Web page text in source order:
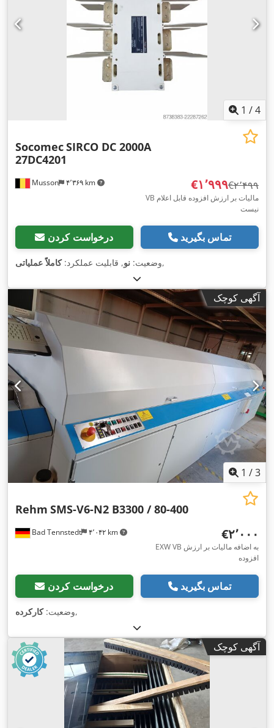
1 /4
Musson ۴٬۳۶۹ km
SocomecSIRCO DC 2000A
27DC4201
‎€۱٬۹۹۹ ‎€۲٬۴۹۹
VB مالیات بر ارزش افزوده قابل اعلام
نیست
درخواست کردن تماس بگیرید
وضعیت: نو, قابلیت عملکرد:کاملاً عملیاتی ,
آگهی کوچک
1 /3
Bad Tennstedt ۴٬۰۴۲ km
Rehm SMS-V6-N2 B3300 / 80-400
‎€۲٬۰۰۰
EXW VB به اضافه مالیات بر ارزش
افزوده
درخواست کردن تماس بگیرید
وضعیت:کارکرده ,
آگهی کوچک